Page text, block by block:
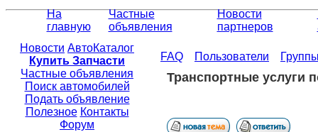
На
главную
Частные
объявления
Новости
партнеров
Новости АвтоКаталог
Купить Запчасти
Частные объявления
Поиск автомобилей
Подать объявление
Полезное Контакты
Форум
FAQ Пользователи
Транспортные услуги